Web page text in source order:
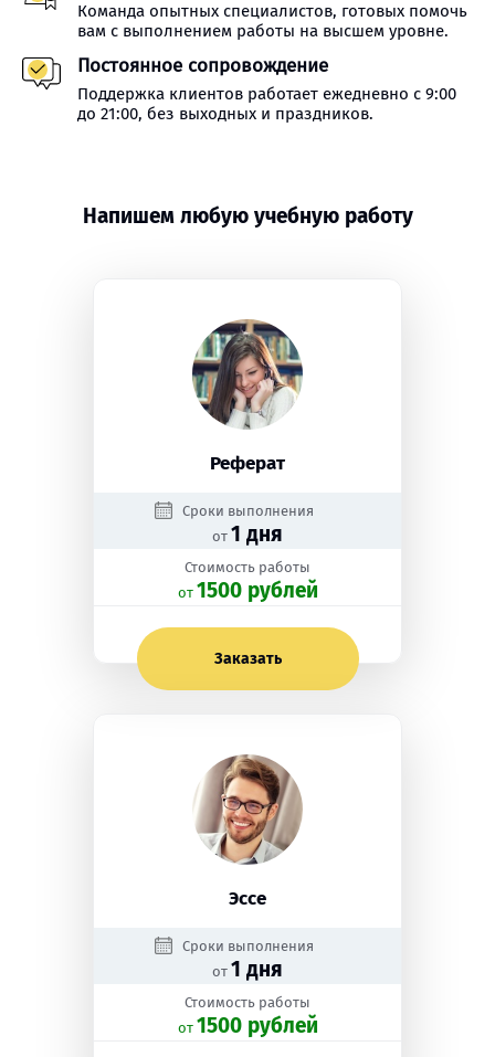
Команда опытных специалистов, готовых помочь
вам с выполнением работы на высшем уровне.
Постоянное сопровождение
Поддержка клиентов работает ежедневно с 9:00
до 21:00, без выходных и праздников.
Напишем любую учебную работу
Реферат
Сроки выполнения
от 1 дня
Стоимость работы
oт 1500 рублей
Заказать
Эссе
Сроки выполнения
от 1 дня
Стоимость работы
oт 1500 рублей